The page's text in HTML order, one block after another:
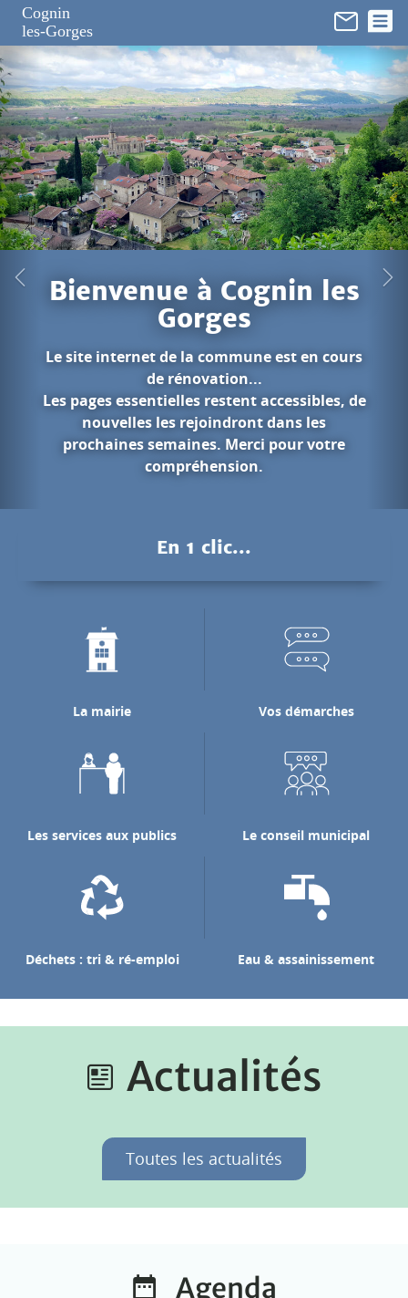
Cognin
les-Gorges
les
en cours
de
votre
Les gorges du
pour rejoindre la rivière de
En 1 clic...
La mairie Vos démarches
Les services aux publics Le conseil municipal
Déchets : tri & ré-emploi Eau & assainissement
Actualités
Toutes les actualités
Agenda
Panneau de gestion des cookies